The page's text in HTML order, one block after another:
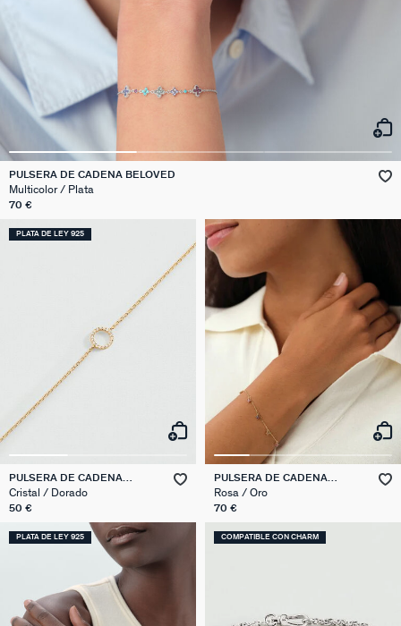
PULSERA DE CADENA BELOVED
Multicolor / Plata
70 €
PLATA DE LEY 925
PULSERA DE CADENA
RONDOU
Cristal / Dorado
50 €
PULSERA DE CADENA
BELOVED
Rosa / Oro
70 €
PLATA DE LEY 925 COMPATIBLE CON CHARM